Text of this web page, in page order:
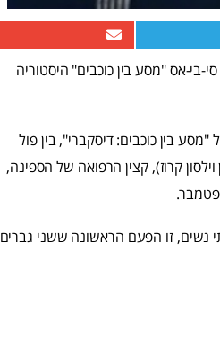
אס "מסע בין כוכבים" היסטוריה
בין כוכבים: דיסקברי", בין פול
קרוז), קצין הרפואה של הספינה,
תשע" משנת 1995 הציג נשיקה בין שתי נשים, זו הפעם הראשונה ששני גברים